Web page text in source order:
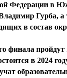
Федерации в
Гурба,
в состав
финала пройдут
в 2024